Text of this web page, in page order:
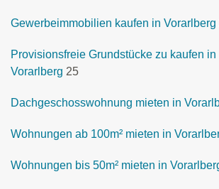
Gewerbeimmobilien kaufen in Vorarlberg
Provisionsfreie Grundstücke zu kaufen in
Vorarlberg 25
Dachgeschosswohnung mieten in
Wohnungen ab 100m² mieten in
Wohnungen bis 50m² mieten in